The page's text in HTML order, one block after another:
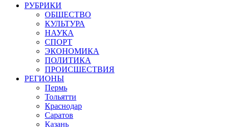
РУБРИКИ
ОБЩЕСТВО
КУЛЬТУРА
НАУКА
СПОРТ
ЭКОНОМИКА
ПОЛИТИКА
ПРОИСШЕСТВИЯ
РЕГИОНЫ
Пермь
Тольятти
Краснодар
Саратов
Казань